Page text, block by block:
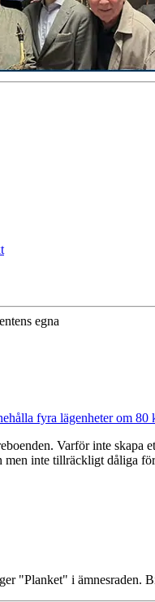
egna
Varför inte
inte tillräckligt dåliga
"Planket" i ämnesraden.